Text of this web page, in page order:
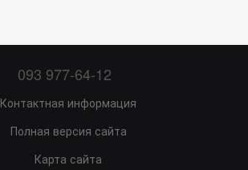
093 977-64-12
Контактная информация
Полная версия сайта
Карта сайта